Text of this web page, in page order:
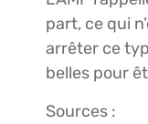
part, ce qui
arrêter ce
belles pour
Sources :